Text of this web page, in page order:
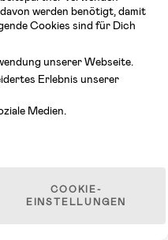
Auf Lager
Construction Hammer- und
werden benötigt, damit
Cookies sind für Dich
unserer Webseite.
Erlebnis unserer
Medien.
COOKIE-
EINSTELLUNGEN